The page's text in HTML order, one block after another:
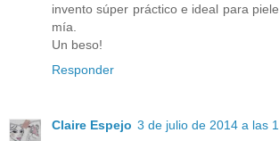
invento súper práctico e ideal para
mía.
Un beso!
Responder
Claire Espejo 3 de julio de 2014 a las